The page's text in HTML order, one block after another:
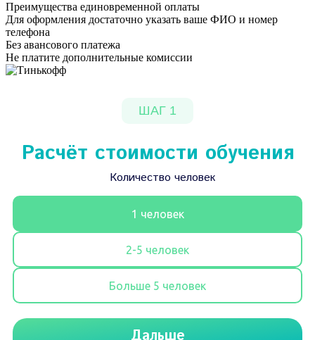
Преимущества единовременной оплаты
Для оформления достаточно указать ваше ФИО и номер
телефона
Без авансового платежа
Не платите дополнительные комиссии